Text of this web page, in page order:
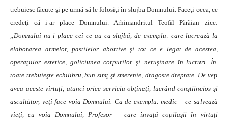
trebuiesc făcute şi pe urmă să le folosiţi în slujba Domnului. Faceţi ceea, ce
credeţi că i-ar place Domnului. Arhimandritul Teofil Părăian zice:
„Domnului nu-i place cei ce au ca slujbă, de exemplu: care lucrează la
elaborarea armelor, pastilelor abortive şi tot ce e legat de acestea,
operaţiilor estetice, goliciunea corpurilor şi neruşinare în lucruri. În
toate trebuieşte echilibru, bun simţ şi smerenie, dragoste dreptate. De veţi
avea aceste virtuţi, atunci orice serviciu obţineţi, lucrând conştiincios şi
ascultător, veţi face voia Domnului. Ca de exemplu: medic – ce salvează
vieţi, cu voia Domnului, Profesor – care învaţă copilaşii în virtuţi